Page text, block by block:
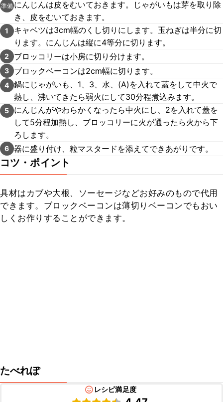
準備 にんじんは皮をむいておきます。じゃがいもは芽を取り除
き、皮をむいておきます。
1
キャベツは3cm幅のくし切りにします。玉ねぎは半分に切
ります。にんじんは縦に4等分に切ります。
2 ブロッコリーは小房に切り分けます。
3 ブロックベーコンは2cm幅に切ります。
4 鍋にじゃがいも、1、3、水、(A)を入れて蓋をして中火で
熱し、沸いてきたら弱火にして30分程煮込みます。
5
にんじんがやわらかくなったら中火にし、2を入れて蓋を
して5分程加熱し、ブロッコリーに火が通ったら火から下
ろします。
6 器に盛り付け、粒マスタードを添えてできあがりです。
コツ・ポイント
具材はカブや大根、ソーセージなどお好みのもので代用
できます。ブロックベーコンは薄切りベーコンでもおい
しくお作りすることができます。
たべれぽ
レシピ満足度